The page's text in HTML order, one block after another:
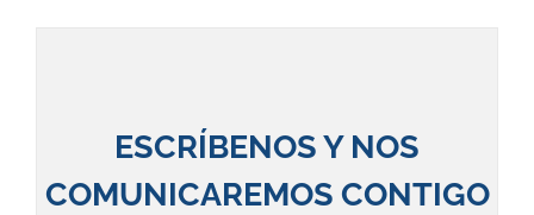
ESCRÍBENOS Y NOS
COMUNICAREMOS CONTIGO